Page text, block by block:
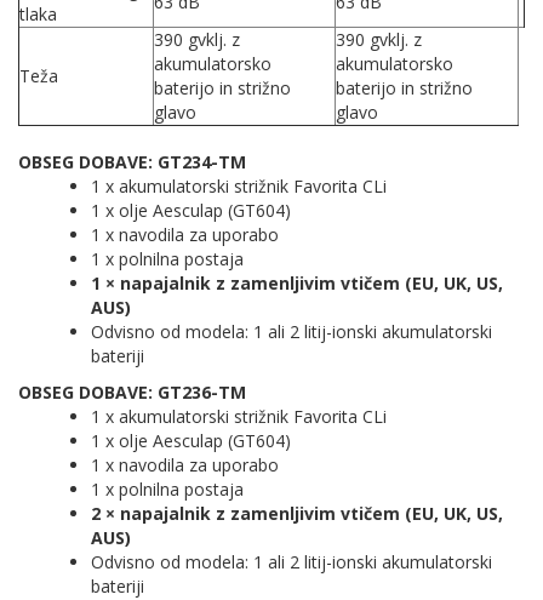
tlaka
Teža
390 gvklj. z
akumulatorsko
baterijo in strižno
glavo
390 gvklj. z
akumulatorsko
baterijo in strižno
glavo
OBSEG DOBAVE: GT234-TM
1 x akumulatorski strižnik Favorita CLi
1 x olje Aesculap (GT604)
1 x navodila za uporabo
1 x polnilna postaja
1 × napajalnik z zamenljivim vtičem (EU, UK, US,
AUS)
Odvisno od modela: 1 ali 2 litij-ionski akumulatorski
bateriji
OBSEG DOBAVE: GT236-TM
1 x akumulatorski strižnik Favorita CLi
1 x olje Aesculap (GT604)
1 x navodila za uporabo
1 x polnilna postaja
2 × napajalnik z zamenljivim vtičem (EU, UK, US,
AUS)
Odvisno od modela: 1 ali 2 litij-ionski akumulatorski
bateriji